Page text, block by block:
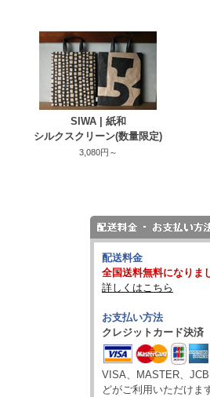
SIWA | 紙和
シルクスクリーン(数量限定)
3,080円～
配送料金
全国送料無料になりま
詳しくはこちら
お支払い方法
クレジットカード決済
VISA、MASTER、
どがご利用いただけま